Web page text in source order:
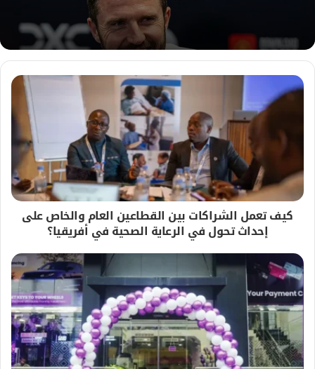
ب
كيف تعمل الشراكات بين القطاعين العام والخاص على
إحداث تحول في الرعاية الصحية في أفريقيا؟